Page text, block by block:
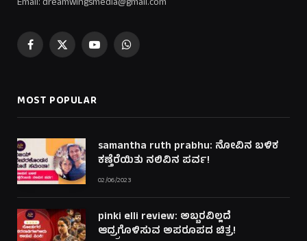
Facebook
X
YouTubeWhatsApp
MOST POPULAR
samantha ruth prabhu: ನೋವಿನ ಬಳಿಕ
ಕಣ್ತೆರೆಯಿತು ನಲಿವಿನ ಪರ್ವ!
02/06/2023
pinki elli review: ಅಬ್ಬರವಿಲ್ಲದೆ
ಆದ್ರ್ರಗೊಳಿಸುವ ಅಪರೂಪದ ಚಿತ್ರ!